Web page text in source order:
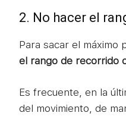
2. No hacer el
Para sacar el máximo
el rango de recorrido
Es frecuente, en la
del movimiento, de